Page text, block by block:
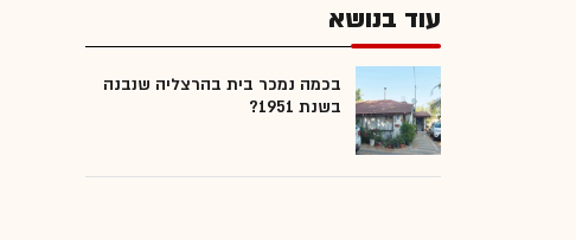
עוד בנושא
בכמה נמכר בית בהרצליה שנבנה
בשנת 1951?